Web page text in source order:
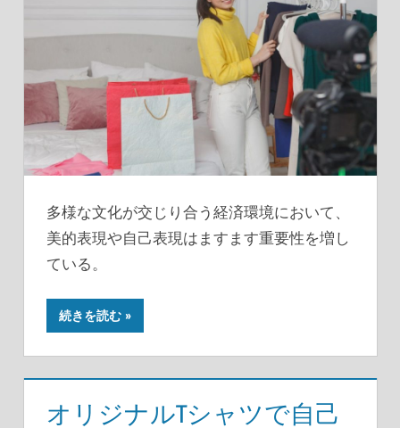
多様な文化が交じり合う経済環境において、
美的表現や自己表現はますます重要性を増し
ている。
続きを読む
オリジナルTシャツで自己